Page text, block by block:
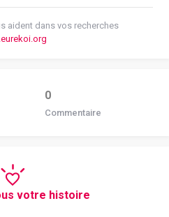
aident dans vos recherches
0
Commentaire
votre histoire